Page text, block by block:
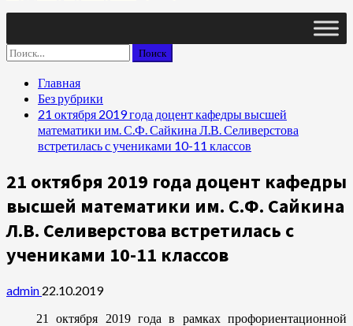
Основное
Найти:
Главная
Без рубрики
21 октября 2019 года доцент кафедры высшей
математики им. С.Ф. Сайкина Л.В. Селиверстова
встретилась с учениками 10-11 классов
21 октября 2019 года доцент кафедры
высшей математики им. С.Ф. Сайкина
Л.В. Селиверстова встретилась с
учениками 10-11 классов
admin 22.10.2019
21 октября 2019 года в рамках профориентационной